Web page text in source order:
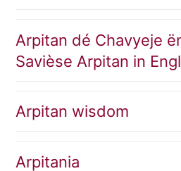
Arpitan dé Chavyeje
Savièse Arpitan in
Arpitan wisdom
Arpitania